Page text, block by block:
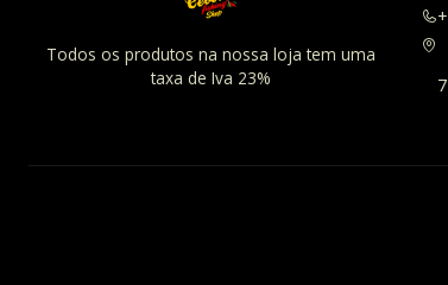
Todos os produtos na nossa loja tem uma
taxa de Iva 23%